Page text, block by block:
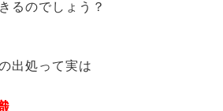
るのでしょう？
出処って実は